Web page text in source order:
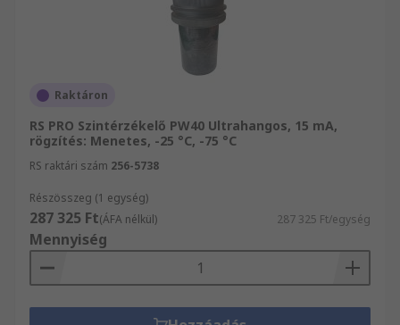
Raktáron
RS PRO Szintérzékelő PW40 Ultrahangos, 15 mA,
rögzítés: Menetes, -25 °C, -75 °C
RS raktári szám 256-5738
Részösszeg (1 egység)
287 325 Ft(ÁFA nélkül) 287 325 Ft/egység
Mennyiség